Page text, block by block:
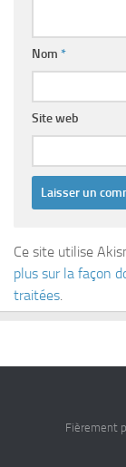
Nom *
Site web
Ce site utilise
plus sur la façon
traitées.
Fièrement